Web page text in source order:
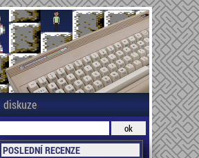
diskuze
POSLEDNÍ RECENZE